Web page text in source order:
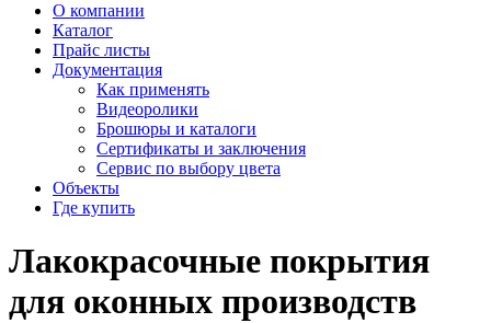
О компании
Каталог
Прайс листы
Документация
Как применять
Видеоролики
Брошюры и каталоги
Сертификаты и заключения
Сервис по выбору цвета
Объекты
Где купить
Лакокрасочные покрытия
для оконных производств